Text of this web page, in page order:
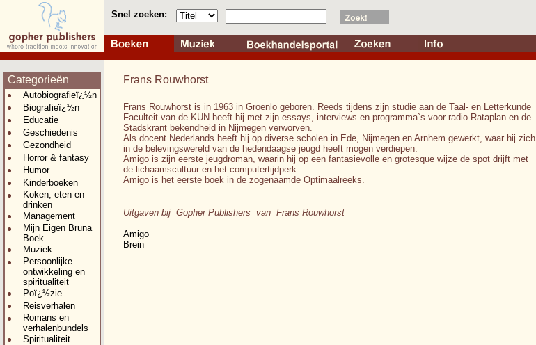
Snel zoeken:
Categorieën
Autobiografieï¿½n
Biografieï¿½n
Educatie
Geschiedenis
Gezondheid
Horror & fantasy
Humor
Kinderboeken
Koken, eten en
drinken
Management
Mijn Eigen Bruna
Boek
Muziek
Persoonlijke
ontwikkeling en
spiritualiteit
Poï¿½zie
Reisverhalen
Romans en
verhalenbundels
Spiritualiteit
Frans Rouwhorst
Frans Rouwhorst is in 1963 in Groenlo geboren. Reeds tijdens zijn studie aan de Taal- en Letterkunde
Faculteit van de KUN heeft hij met zijn essays, interviews en programma`s voor radio Rataplan en de
Stadskrant bekendheid in Nijmegen verworven.
Als docent Nederlands heeft hij op diverse scholen in Ede, Nijmegen en Arnhem gewerkt, waar hij zich
in de belevingswereld van de hedendaagse jeugd heeft mogen verdiepen.
Amigo is zijn eerste jeugdroman, waarin hij op een fantasievolle en grotesque wijze de spot drijft met
de lichaamscultuur en het computertijdperk.
Amigo is het eerste boek in de zogenaamde Optimaalreeks.
Uitgaven bij Gopher Publishers van Frans Rouwhorst
Amigo
Brein